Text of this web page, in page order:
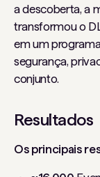
a descoberta, a
transformou o
em um
segurança,
conjunto.
Resultados
Os principais